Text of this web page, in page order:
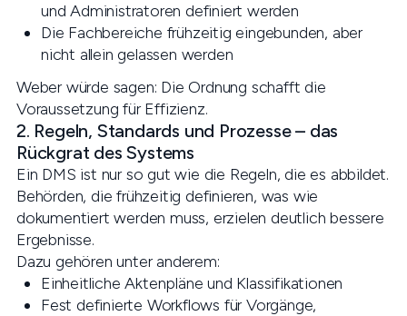
und Administratoren definiert werden
Die Fachbereiche frühzeitig eingebunden, aber
nicht allein gelassen werden
Weber würde sagen: Die Ordnung schafft die
Voraussetzung für Effizienz.
2. Regeln, Standards und Prozesse – das
Rückgrat des Systems
Ein DMS ist nur so gut wie die Regeln, die es abbildet.
Behörden, die frühzeitig definieren, was wie
dokumentiert werden muss, erzielen deutlich bessere
Ergebnisse.
Dazu gehören unter anderem:
Einheitliche Aktenpläne und Klassifikationen
Fest definierte Workflows für Vorgänge,